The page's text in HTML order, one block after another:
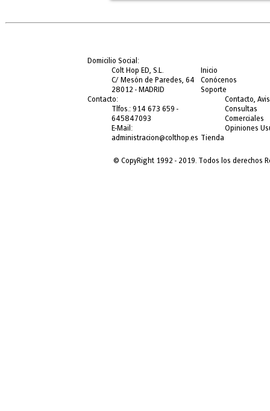
Domicilio Social:
Colt Hop ED, S.L.
C/ Mesón de Paredes, 64
28012 - MADRID
Contacto:
Tlfos.: 914 673 659 -
645847093
E-Mail:
administracion@colthop.es
Inicio
Conócenos
Soporte
Contacto,
Consultas
Comerciales
Opiniones
Tienda
© CopyRight 1992 - 2019. Todos los derechos